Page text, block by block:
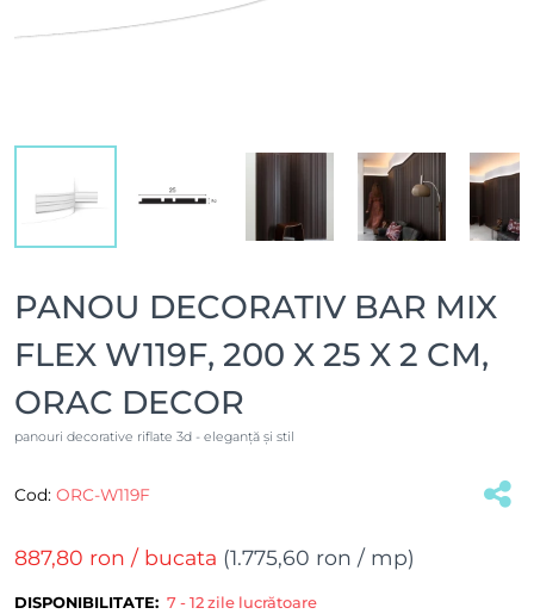
PANOU DECORATIV BAR MIX
FLEX W119F, 200 X 25 X 2 CM,
ORAC DECOR
panouri decorative riflate 3d - eleganță și stil
Cod: ORC-W119F
887,80 ron / bucata (1.775,60 ron / mp)
DISPONIBILITATE: 7 - 12 zile lucrătoare